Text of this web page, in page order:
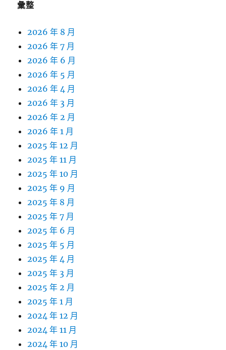
彙整
2026 年 8 月
2026 年 7 月
2026 年 6 月
2026 年 5 月
2026 年 4 月
2026 年 3 月
2026 年 2 月
2026 年 1 月
2025 年 12 月
2025 年 11 月
2025 年 10 月
2025 年 9 月
2025 年 8 月
2025 年 7 月
2025 年 6 月
2025 年 5 月
2025 年 4 月
2025 年 3 月
2025 年 2 月
2025 年 1 月
2024 年 12 月
2024 年 11 月
2024 年 10 月